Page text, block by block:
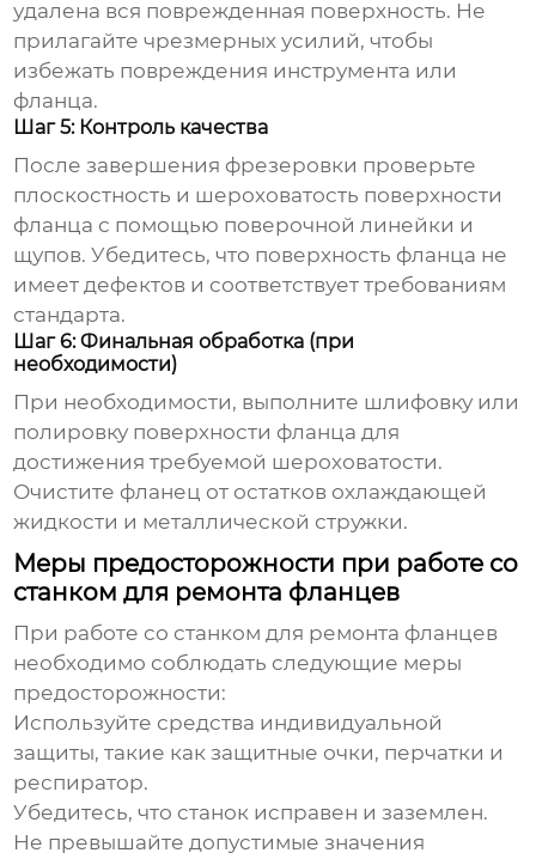
удалена вся поврежденная поверхность. Не
прилагайте чрезмерных усилий, чтобы
избежать повреждения инструмента или
фланца.
Шаг 5: Контроль качества
После завершения фрезеровки проверьте
плоскостность и шероховатость поверхности
фланца с помощью поверочной линейки и
щупов. Убедитесь, что поверхность фланца не
имеет дефектов и соответствует требованиям
стандарта.
Шаг 6: Финальная обработка (при
необходимости)
При необходимости, выполните шлифовку или
полировку поверхности фланца для
достижения требуемой шероховатости.
Очистите фланец от остатков охлаждающей
жидкости и металлической стружки.
Меры предосторожности при работе со
станком для ремонта фланцев
При работе со станком для ремонта фланцев
необходимо соблюдать следующие меры
предосторожности:
Используйте средства индивидуальной
защиты, такие как защитные очки, перчатки и
респиратор.
Убедитесь, что станок исправен и заземлен.
Не превышайте допустимые значения